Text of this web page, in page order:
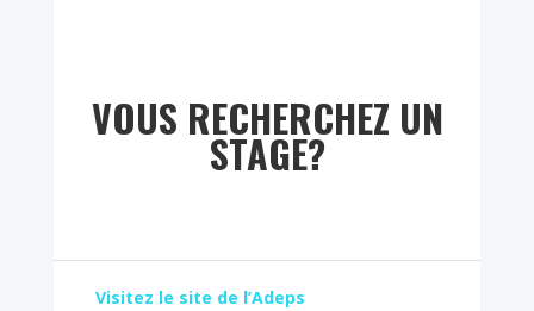
VOUS RECHERCHEZ UN
STAGE?
Visitez le site de l’Adeps